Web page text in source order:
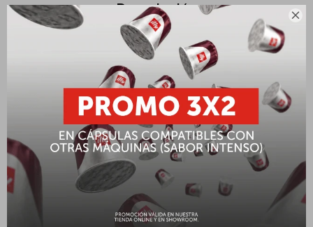

Descripción
El Secador de Decanter Schott Zwiesel es el accesorio ideal para
mantener tu decantador en perfectas condiciones tras cada uso:
Diseñado para secar decantadores de forma segura y eficiente.
Estructura metálica resistente que permite una ventilación
óptima, evitando la acumulación de humedad o malos olores.
Mantiene el decantador en posición invertida para un secado
completo y sin marcas de agua.
Diseño estable y práctico, que asegura un soporte firme sin